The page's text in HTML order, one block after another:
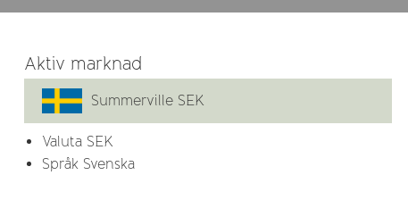
att hela tillverkningsprocessen – från ekologisk
dem praktiska för vardagens behov.
Aktiv marknad
Summerville SEK
Valuta SEK
Språk Svenska